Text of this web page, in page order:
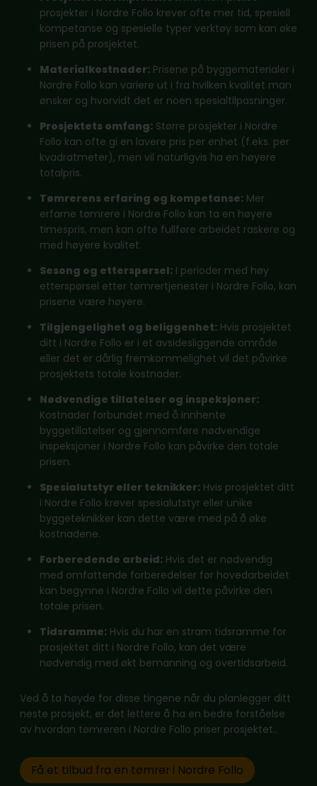
prosjekter i Nordre Follo krever ofte mer tid, spesiell
kompetanse og spesielle typer verktøy som kan øke
prisen på prosjektet.
Materialkostnader: Prisene på byggematerialer i
Nordre Follo kan variere ut i fra hvilken kvalitet man
ønsker og hvorvidt det er noen spesialtilpasninger.
Prosjektets omfang: Større prosjekter i Nordre
Follo kan ofte gi en lavere pris per enhet (f.eks. per
kvadratmeter), men vil naturligvis ha en høyere
totalpris.
Tømrerens erfaring og kompetanse: Mer
erfarne tømrere i Nordre Follo kan ta en høyere
timespris, men kan ofte fullføre arbeidet raskere og
med høyere kvalitet.
Sesong og etterspørsel: I perioder med høy
etterspørsel etter tømrertjenester i Nordre Follo, kan
prisene være høyere.
Tilgjengelighet og beliggenhet: Hvis prosjektet
ditt i Nordre Follo er i et avsidesliggende område
eller det er dårlig fremkommelighet vil det påvirke
prosjektets totale kostnader.
Nødvendige tillatelser og inspeksjoner:
Kostnader forbundet med å innhente
byggetillatelser og gjennomføre nødvendige
inspeksjoner i Nordre Follo kan påvirke den totale
prisen.
Spesialutstyr eller teknikker: Hvis prosjektet ditt
i Nordre Follo krever spesialutstyr eller unike
byggeteknikker kan dette være med på å øke
kostnadene.
Forberedende arbeid: Hvis det er nødvendig
med omfattende forberedelser før hovedarbeidet
kan begynne i Nordre Follo vil dette påvirke den
totale prisen.
Tidsramme: Hvis du har en stram tidsramme for
prosjektet ditt i Nordre Follo, kan det være
nødvendig med økt bemanning og overtidsarbeid.
Ved å ta høyde for disse tingene når du planlegger ditt
neste prosjekt, er det lettere å ha en bedre forståelse
av hvordan tømreren i Nordre Follo priser prosjektet..
Få et tilbud fra en tømrer i Nordre Follo